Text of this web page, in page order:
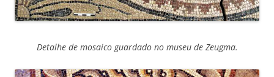
Detalhe de mosaico guardado no museu de Zeugma.